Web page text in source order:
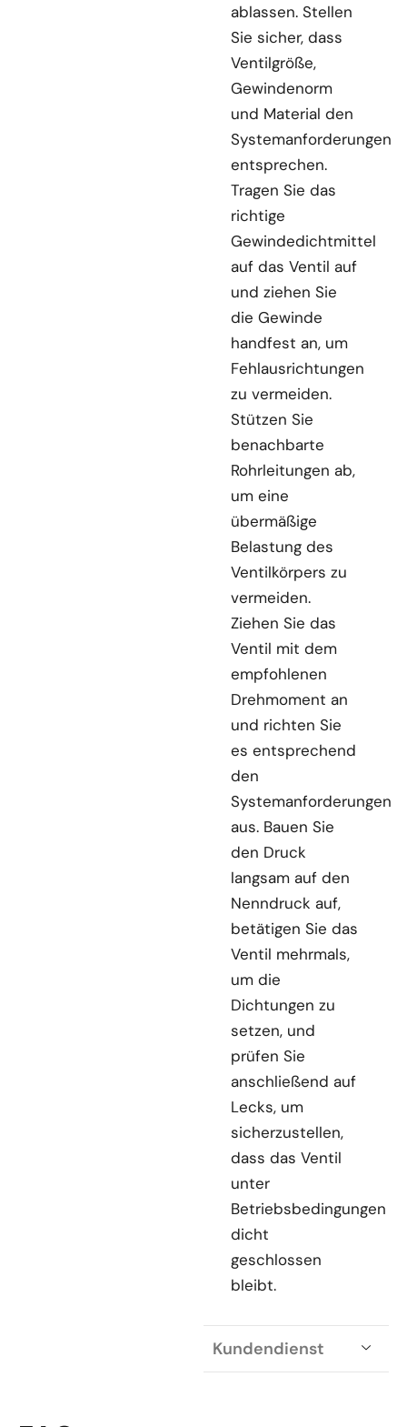
ablassen. Stellen
Sie sicher, dass
Ventilgröße,
Gewindenorm
und Material den
Systemanforderungen
entsprechen.
Tragen Sie das
richtige
Gewindedichtmittel
auf das Ventil auf
und ziehen Sie
die Gewinde
handfest an, um
Fehlausrichtungen
zu vermeiden.
Stützen Sie
benachbarte
Rohrleitungen ab,
um eine
übermäßige
Belastung des
Ventilkörpers zu
vermeiden.
Ziehen Sie das
Ventil mit dem
empfohlenen
Drehmoment an
und richten Sie
es entsprechend
den
Systemanforderungen
aus. Bauen Sie
den Druck
langsam auf den
Nenndruck auf,
betätigen Sie das
Ventil mehrmals,
um die
Dichtungen zu
setzen, und
prüfen Sie
anschließend auf
Lecks, um
sicherzustellen,
dass das Ventil
unter
Betriebsbedingungen
dicht
geschlossen
bleibt.
Kundendienst